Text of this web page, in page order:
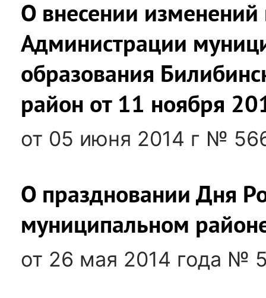
О внесении изменений
Администрации
образования
район от 11 ноября
от 05 июня 2014 г №
О праздновании Дня
муниципальном
от 26 мая 2014 года №